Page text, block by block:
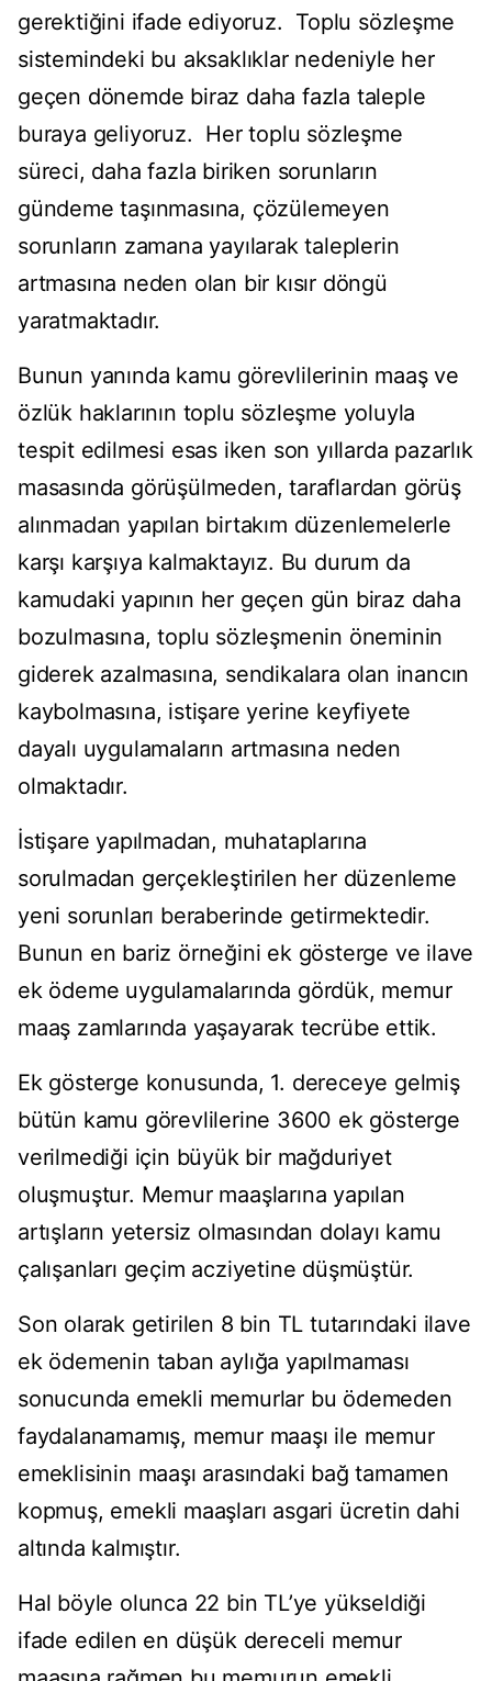
gerektiğini ifade ediyoruz. Toplu sözleşme
sistemindeki bu aksaklıklar nedeniyle her
geçen dönemde biraz daha fazla taleple
buraya geliyoruz. Her toplu sözleşme
süreci, daha fazla biriken sorunların
gündeme taşınmasına, çözülemeyen
sorunların zamana yayılarak taleplerin
artmasına neden olan bir kısır döngü
yaratmaktadır.
Bunun yanında kamu görevlilerinin maaş ve
özlük haklarının toplu sözleşme yoluyla
tespit edilmesi esas iken son yıllarda pazarlık
masasında görüşülmeden, taraflardan görüş
alınmadan yapılan birtakım düzenlemelerle
karşı karşıya kalmaktayız. Bu durum da
kamudaki yapının her geçen gün biraz daha
bozulmasına, toplu sözleşmenin öneminin
giderek azalmasına, sendikalara olan inancın
kaybolmasına, istişare yerine keyfiyete
dayalı uygulamaların artmasına neden
olmaktadır.
İstişare yapılmadan, muhataplarına
sorulmadan gerçekleştirilen her düzenleme
yeni sorunları beraberinde getirmektedir.
Bunun en bariz örneğini ek gösterge ve ilave
ek ödeme uygulamalarında gördük, memur
maaş zamlarında yaşayarak tecrübe ettik.
Ek gösterge konusunda, 1. dereceye gelmiş
bütün kamu görevlilerine 3600 ek gösterge
verilmediği için büyük bir mağduriyet
oluşmuştur. Memur maaşlarına yapılan
artışların yetersiz olmasından dolayı kamu
çalışanları geçim acziyetine düşmüştür.
Son olarak getirilen 8 bin TL tutarındaki ilave
ek ödemenin taban aylığa yapılmaması
sonucunda emekli memurlar bu ödemeden
faydalanamamış, memur maaşı ile memur
emeklisinin maaşı arasındaki bağ tamamen
kopmuş, emekli maaşları asgari ücretin dahi
altında kalmıştır.
Hal böyle olunca 22 bin TL’ye yükseldiği
ifade edilen en düşük dereceli memur